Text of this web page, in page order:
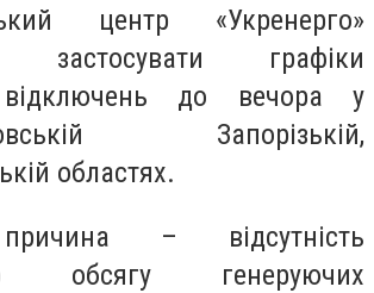
центр «Укренерго»
застосувати графіки
відключень до вечора у
Запорізькій,
областях.
– відсутність
обсягу генеруючих